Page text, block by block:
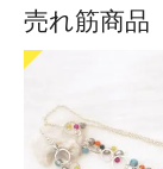
売れ筋商品